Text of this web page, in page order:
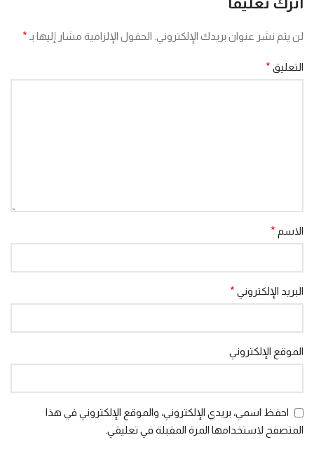
لن يتم نشر عنوان بريدك الإلكتروني. الحقول الإلزامية مشار إليها بـ *
التعليق *
الاسم *
البريد الإلكتروني *
الموقع الإلكتروني
احفظ اسمي، بريدي الإلكتروني، والموقع الإلكتروني في هذا
المتصفح لاستخدامها المرة المقبلة في تعليقي.